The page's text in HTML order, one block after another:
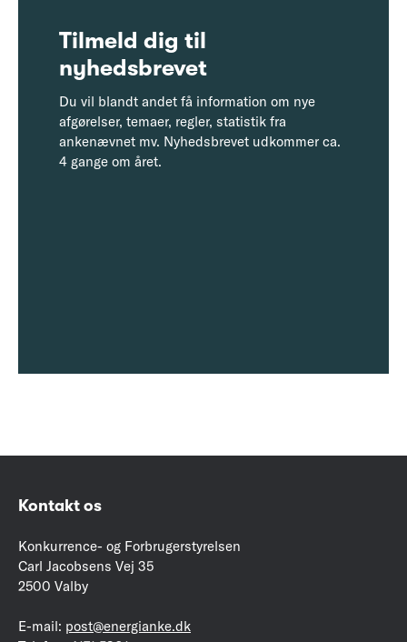
Tilmeld dig til
nyhedsbrevet
Du vil blandt andet få information om nye
afgørelser, temaer, regler, statistik fra
ankenævnet mv. Nyhedsbrevet udkommer ca.
4 gange om året.
Kontakt os
Konkurrence- og Forbrugerstyrelsen
Carl Jacobsens Vej 35
2500 Valby
E-mail: post@energianke.dk